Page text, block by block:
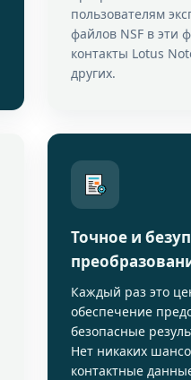
пользователям
файлов NSF в эти
контакты Lotus
других.
Точное и
Каждый раз это
обеспечение
безопасные
Нет никаких
контактные